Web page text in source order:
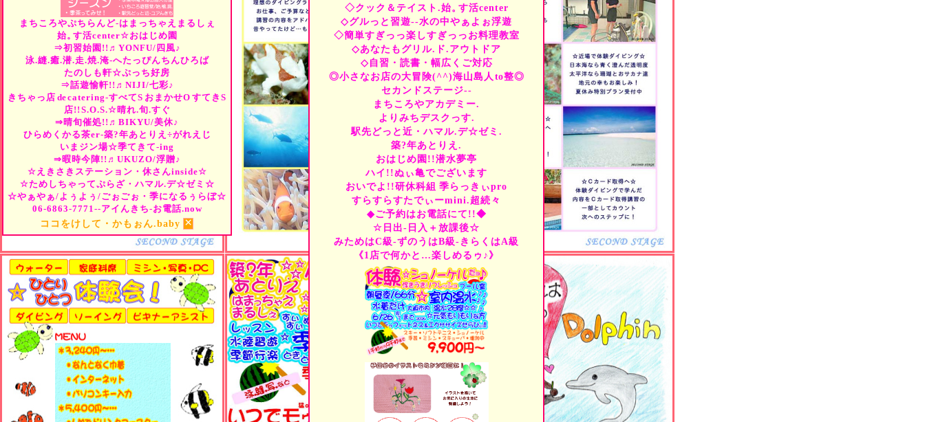
1遊1習1休1作--晴旬催処
→近場日帰りより-暇時今陣
よりみちデスクっす--潜水夢亭
→ビギナー-練習相手いたします
かんたん.はじめて.やってみよう・
初心でも.久々でも.へたっぴでも・
→ビギナー-練習相手いたします
かんたん.はじめて.やってみよう・
初心でも.久々でも.へたっぴでも・
泳いだり.縫ったり.走ったり!!、
駅先どっと近・季楽科組⇔
ふらっと☆おいでよ/季楽本庵・
晴れ.旬.すぐ＠きてね♪
小さな楽しみ・新冒険は
1本のお電話から始まる
☆スマイルいただきます☆
みためはC級-ずのうはB級-
きらくはA級・
まちころやアカデミー☆
小さなお店の大冒険♪
泳.縫.癒.潜.走.焼.淹・海山島人--
えきさきステーション/
町小路屋 もよおし処・
家庭科隊・暇時今陣♪
新しいことへのちゃれんじ・
夢や憧れへのチャレンジ、
06-6863-7771☆now!!
まちころやぷちらんど-はまっちゃえまるしぇ
始。す活center☆おはじめ園
⇒初習始園!!♬YONFU/四風♪
泳.縫.癒.潜.走.焼.淹-へたっぴんちんひろば
たのしも軒☆ぷっち好房
⇒話遊愉軒!!♬NIJI/七彩♪
きちゃっ店 decatering-すべてS おまかせO すてき S
店!! S.O.S.☆晴れ.旬.すぐ
⇒晴旬催処!!♬BIKYU/美休♪
ひらめくかる茶er-築?年あとりえ÷がれえじ
いまジン場☆季てきて-ing
⇒暇時今陣!!♬UKUZO/浮贈♪
☆えきさきステーション・休さんinside☆
☆ためしちゃってぷらざ・ハマル.デ☆ゼミ☆
☆やぁやぁ/よぅよぅ/ごぉごぉ・季になるぅらぼ☆
06-6863-7771--アイんきち-お電話.now
ココをけして・かもぉん.baby ×
◇クック＆テイスト.始。す活center
◇グルっと習遊--水の中やぁよぉ浮遊
◇簡単すぎっっ楽しすぎっっお料理教室
◇あなたもグリル.ド.アウトドア
◇自習・読書・幅広くご対応
◎小さなお店の大冒険(^^)海山島人 to整◎
セカンドステージ--
まちころやアカデミー.
よりみちデスクっす.
駅先どっと近・ハマル.デ☆ゼミ.
築?年あとりえ.
おはじめ園!!潜水夢亭
ハイ!!ぬぃ亀でございます
おいでよ!!研休科組 季らっきぃpro
すらすらすたでぃーmini.超続々
◆ご予約はお電話にて!!◆
☆日出-日入＋放課後☆
みためはC級-ずのうはB級-きらくはA級
《1店で何かと…楽しめるゥ♪》